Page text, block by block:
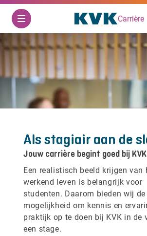
Carrière
Als stagiair aan de
Jouw carrière begint goed bij KVK
Een realistisch beeld krijgen van
werkend leven is belangrijk voor
studenten. Daarom bieden wij de
mogelijkheid om kennis en
praktijk op te doen bij KVK in de
een stage.